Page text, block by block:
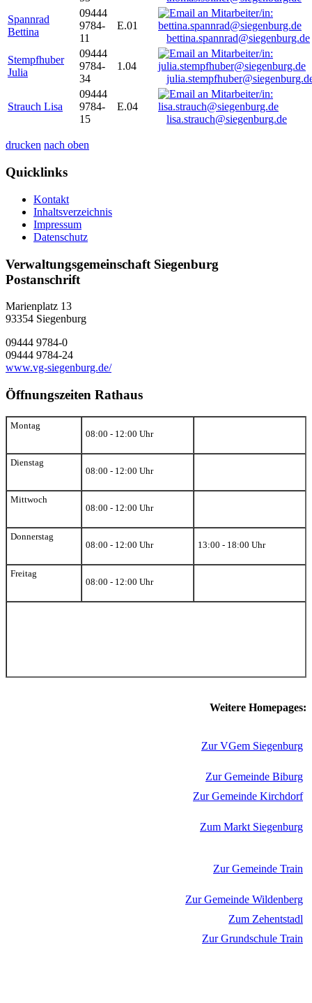
Spannrad
Bettina
09444
9784-
11
E.01
bettina.spannrad@siegenburg.de
Stempfhuber
Julia
09444
9784-
34
1.04
Strauch Lisa
09444
9784-
15
E.04
lisa.strauch@siegenburg.de
drucken nach oben
Quicklinks
Kontakt
Inhaltsverzeichnis
Impressum
Datenschutz
Verwaltungsgemeinschaft Siegenburg
Postanschrift
Marienplatz 13
93354 Siegenburg
09444 9784-0
09444 9784-24
www.vg-siegenburg.de/
Öffnungszeiten Rathaus
Montag
08:00 - 12:00 Uhr
Dienstag
08:00 - 12:00 Uhr
Mittwoch
08:00 - 12:00 Uhr
Donnerstag
08:00 - 12:00 Uhr
13:00 - 18:00 Uhr
Freitag
08:00 - 12:00 Uhr
Weitere Homepages:
Zur VGem Siegenburg
Zur Gemeinde Biburg
Zur Gemeinde Kirchdorf
Zum Markt Siegenburg
Zur Gemeinde Train
Zur Gemeinde Wildenberg
Zum Zehentstadl
Zur Grundschule Train